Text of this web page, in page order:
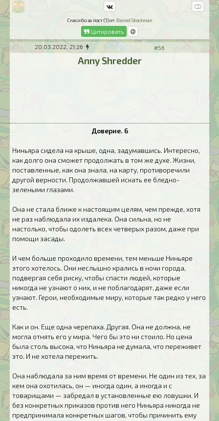
Спасибо за пост (1) от: Daniel Stockman
Цитировать
20.03.2022, 21:26 #56
Anny Shredder
Доверие. 6
Ниньяра сидела на крыше, одна, задумавшись. Интересно,
как долго она сможет продолжать в том же духе. Жизни,
поставленные, как она знала, на карту, противоречили
другой верности. Продолжавшей искать ее бледно-
зелеными глазами.
Она не стала ближе к настоящим целям, чем прежде, хотя
не раз наблюдала их издалека. Она сильна, но не
настолько, чтобы одолеть всех четверых разом, даже при
помощи засады.
И чем больше проходило времени, тем меньше Ниньяре
этого хотелось. Они неслышно крались в ночи города,
подвергая себя риску, чтобы спасти людей, которые
никогда не узнают о них, и не поблагодарят, даже если
узнают. Герои, необходимые миру, которые так редко у него
есть.
Как и он. Еще одна черепаха. Другая. Она не должна, не
могла отнять его у мира. Чего бы это ни стоило. Но цена
была столь высока, что Ниньяра не думала, что переживет
это. И не хотела пережить.
Она наблюдала за ним время от времени. Не один из тех, за
кем она охотилась, он — иногда один, а иногда и с
товарищами — забредал в установленные ею ловушки. И
без конкретных приказов против него Ниньяра никогда не
предпринимала конкретных шагов, чтобы причинить ему